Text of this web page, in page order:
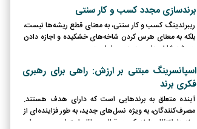
برندسازی مجدد کسب و کار سنتی
ریبرندینگ کسب و کار سنتی، به معنای قطع ریشه‌ها نیست،
بلکه به معنای هرس کردن شاخه‌های خشکیده و اجازه دادن
به رشد شاخه‌های جدید و پربار است.
اسپانسرینگ مبتنی بر ارزش: راهی برای رهبری
فکری برند
آینده متعلق به برندهایی است که دارای هدف هستند.
مصرف‌کنندگان، به ویژه نسل‌های جدید، به طور فزاینده‌ای از
برندها انتظار دارند که در قبال مسائل اجتماعی و محیطی